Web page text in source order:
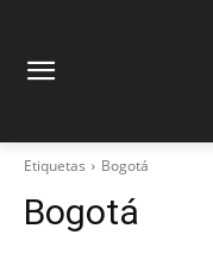
Etiquetas Bogotá
Bogotá